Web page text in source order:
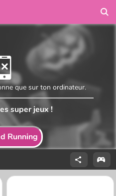
Running
que sur ton ordinateur.
super jeux !